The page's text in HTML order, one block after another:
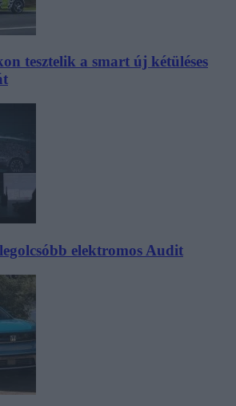
tesztelik a smart új kétüléses
elektromos Audit